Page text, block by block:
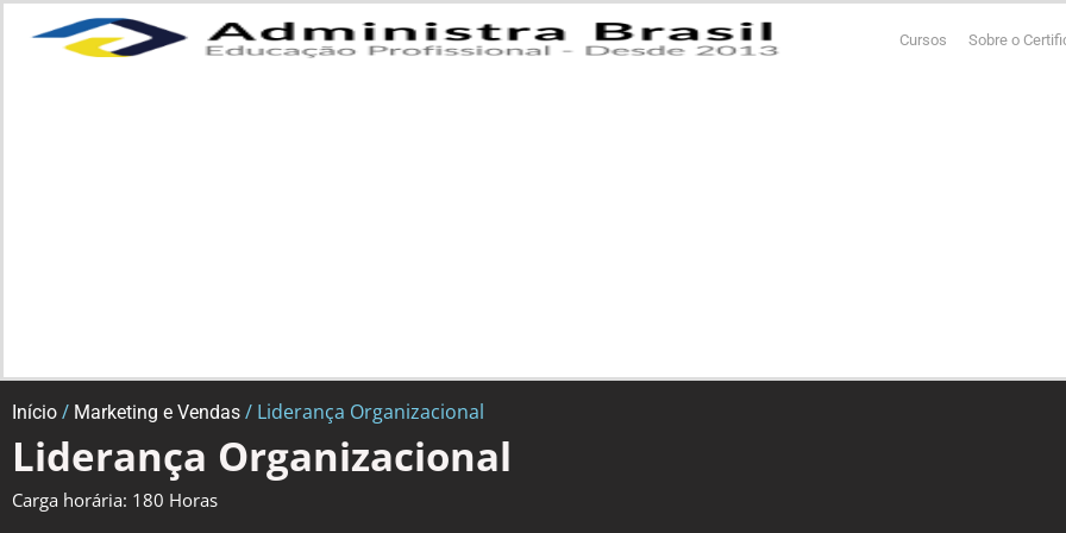
Cursos Sobre o
Início / Marketing e Vendas / Liderança Organizacional
Liderança Organizacional
Carga horária: 180 Horas